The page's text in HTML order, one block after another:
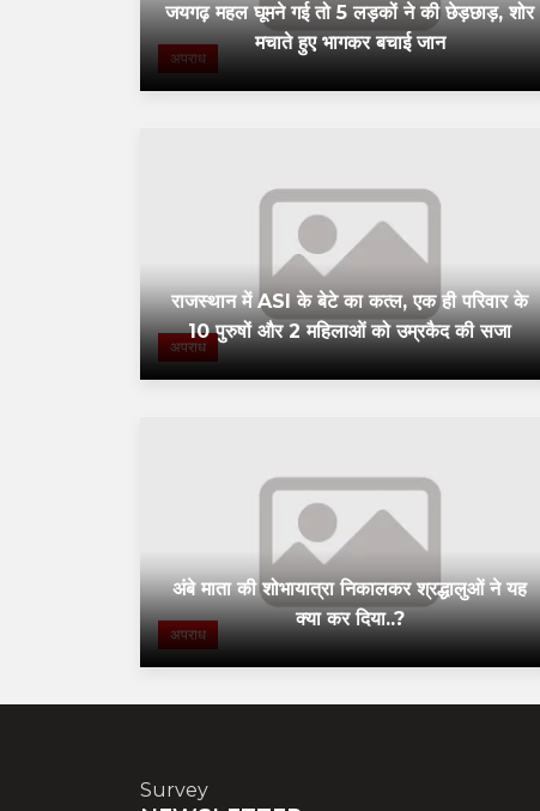
अपराध
जयगढ़ महल घूमने गई तो 5 लड़कों ने की छेड़छाड़, शोर
मचाते हुए भागकर बचाई जान
अपराध
राजस्थान में ASI के बेटे का कत्ल, एक ही परिवार के
10 पुरुषों और 2 महिलाओं को उम्रकैद की सजा
अपराध
अंबे माता की शोभायात्रा निकालकर श्रद्धालुओं ने यह
क्या कर दिया..?
Survey